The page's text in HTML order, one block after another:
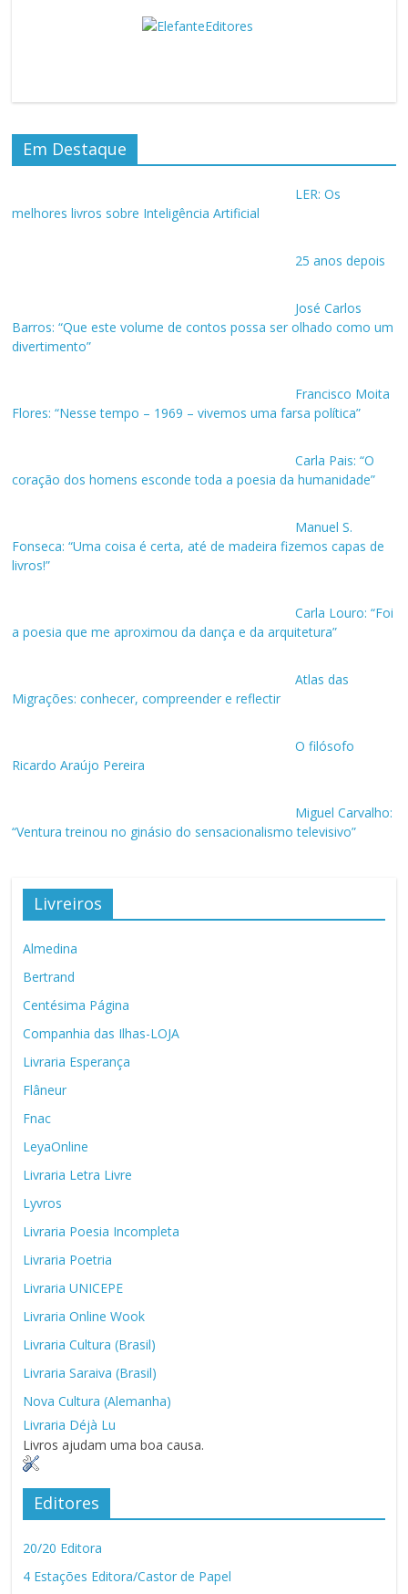
Em Destaque
LER: Os
melhores livros sobre Inteligência Artificial
25 anos depois
José Carlos
Barros: “Que este volume de contos possa ser olhado como um
divertimento”
Francisco Moita
Flores: “Nesse tempo – 1969 – vivemos uma farsa política”
Carla Pais: “O
coração dos homens esconde toda a poesia da humanidade”
Manuel S.
Fonseca: “Uma coisa é certa, até de madeira fizemos capas de
livros!”
Carla Louro: “Foi
a poesia que me aproximou da dança e da arquitetura”
Atlas das
Migrações: conhecer, compreender e reflectir
O filósofo
Ricardo Araújo Pereira
Miguel Carvalho:
“Ventura treinou no ginásio do sensacionalismo televisivo”
Livreiros
Almedina
Bertrand
Centésima Página
Companhia das Ilhas-LOJA
Livraria Esperança
Flâneur
Fnac
LeyaOnline
Livraria Letra Livre
Lyvros
Livraria Poesia Incompleta
Livraria Poetria
Livraria UNICEPE
Livraria Online Wook
Livraria Cultura (Brasil)
Livraria Saraiva (Brasil)
Nova Cultura (Alemanha)
Livraria Déjà Lu
Livros ajudam uma boa causa.
Editores
20/20 Editora
4 Estações Editora/Castor de Papel